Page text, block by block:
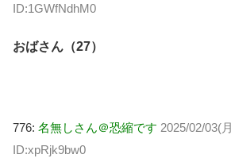
ID:1GWfNdhM0
おばさん（27）
776: 名無しさん＠恐縮です 2025/02/03(
ID:xpRjk9bw0